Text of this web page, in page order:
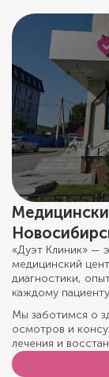
«Дуэт Клиник» —
медицинский
диагностики,
каждому
Мы заботимся о
осмотров и
лечения и